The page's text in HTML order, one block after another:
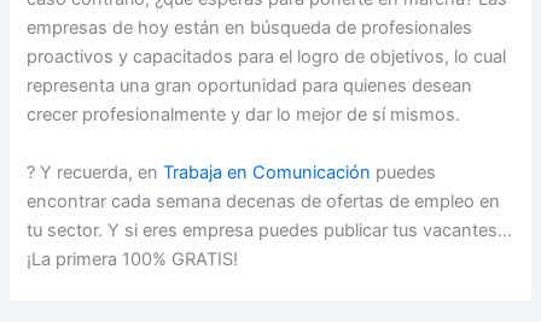
empresas de hoy están en búsqueda de profesionales
proactivos y capacitados para el logro de objetivos, lo cual
representa una gran oportunidad para quienes desean
crecer profesionalmente y dar lo mejor de sí mismos.
? Y recuerda, enTrabaja en Comunicación puedes
encontrar cada semana decenas de ofertas de empleo en
tu sector. Y si eres empresa puedes publicar tus vacantes…
¡La primera 100% GRATIS!